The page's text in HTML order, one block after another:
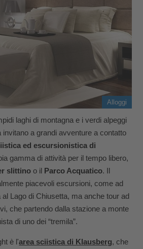
Alloggi
laghi di montagna e i verdi alpeggi
invitano a grandi avventure a contatto
ed escursionistica di
gamma di attività per il tempo libero,
slittino o il Parco Acquatico. Il
piacevoli escursioni, come ad
Lago di Chiusetta, ma anche tour ad
che partendo dalla stazione a monte
di uno dei “tremila”.
è l'area sciistica di Klausberg, che